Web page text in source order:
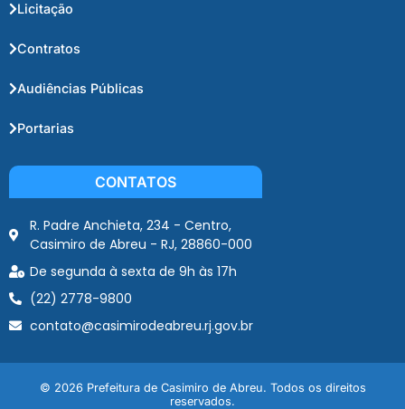
Licitação
Contratos
Audiências Públicas
Portarias
CONTATOS
R. Padre Anchieta, 234 - Centro,
Casimiro de Abreu - RJ, 28860-000
De segunda à sexta de 9h às 17h
(22) 2778-9800
contato@casimirodeabreu.rj.gov.br
© 2026 Prefeitura de Casimiro de Abreu. Todos os direitos
reservados.